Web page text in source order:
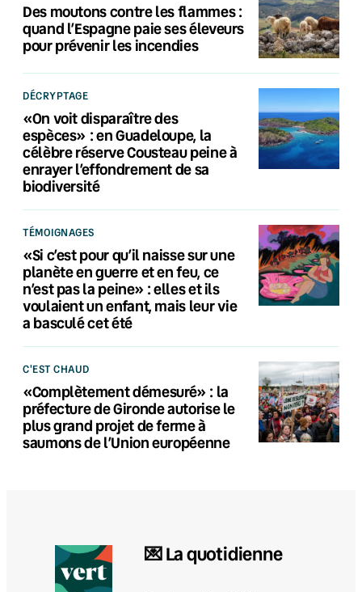
Des moutons contre les flammes :
quand l’Espagne paie ses éleveurs
pour prévenir les incendies
DÉCRYPTAGE
«On voit disparaître des
espèces» : en Guadeloupe, la
célèbre réserve Cousteau peine à
enrayer l’effondrement de sa
biodiversité
TÉMOIGNAGES
«Si c’est pour qu’il naisse sur une
planète en guerre et en feu, ce
n’est pas la peine» : elles et ils
voulaient un enfant, mais leur vie
a basculé cet été
C'EST CHAUD
«Complètement démesuré» : la
préfecture de Gironde autorise le
plus grand projet de ferme à
saumons de l’Union européenne
💌 La quotidienne